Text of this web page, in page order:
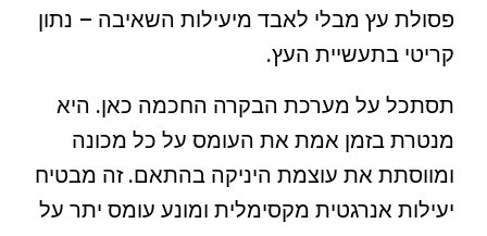
פסולת עץ מבלי לאבד מיעילות השאיבה – נתון
קריטי בתעשיית העץ.
תסתכל על מערכת הבקרה החכמה כאן. היא
מנטרת בזמן אמת את העומס על כל מכונה
ומווסתת את עוצמת היניקה בהתאם. זה מבטיח
יעילות אנרגטית מקסימלית ומונע עומס יתר על